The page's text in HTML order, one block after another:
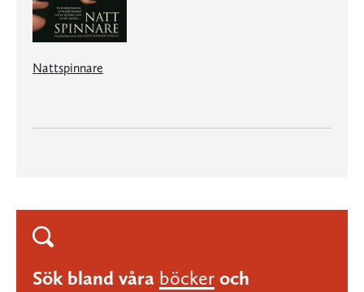
Nattspinnare
Sök bland våra böcker och